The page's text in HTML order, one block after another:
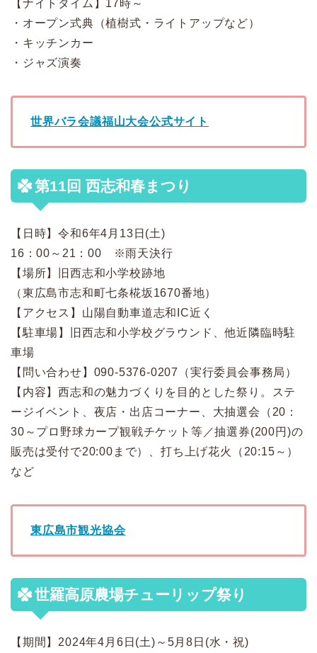
【ナイトタイム】17時～
・オープン式典（植樹式・ライトアップなど）
・キッチンカー
・ジャズ演奏
世界バラ会議福山大会公式サイト
第11回 西志和春まつり
【日時】令和6年4月13日(土)
16：00～21：00 ※雨天決行
【場所】旧西志和小学校跡地
（東広島市志和町七条椛坂1670番地）
【アクセス】山陽自動車道志和IC近く
【駐車場】旧西志和小学校グラウンド、他近隣臨時駐
車場
【問い合わせ】090-5376-0207（実行委員会事務局）
【内容】西志和の魅力づくりを目的とした祭り。ステ
ージイベント、夜店・出店コーナー、大抽選会（20：
30～プロ野球カープ観戦チケット等／抽選券(200円)の
販売は受付で20:00まで）、打ち上げ花火（20:15～）
など
東広島市観光協会
世羅高原農場チューリップ祭り
【期間】2024年4月6日(土)～5月8日(水・祝)